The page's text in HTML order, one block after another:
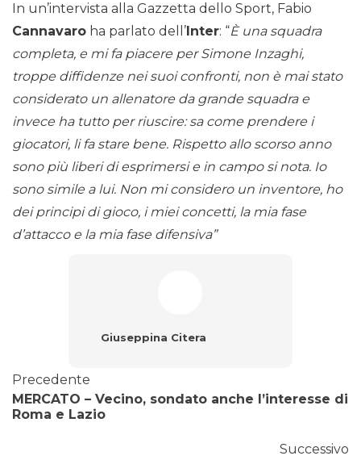
In un’intervista alla Gazzetta dello Sport, Fabio
Cannavaro ha parlato dell’Inter: “È una squadra
completa, e mi fa piacere per Simone Inzaghi,
troppe diffidenze nei suoi confronti, non è mai stato
considerato un allenatore da grande squadra e
invece ha tutto per riuscire: sa come prendere i
giocatori, li fa stare bene. Rispetto allo scorso anno
sono più liberi di esprimersi e in campo si nota. Io
sono simile a lui. Non mi considero un inventore, ho
dei principi di gioco, i miei concetti, la mia fase
d’attacco e la mia fase difensiva”
Giuseppina Citera
Precedente
MERCATO – Vecino, sondato anche l’interesse di
Roma e Lazio
Successivo